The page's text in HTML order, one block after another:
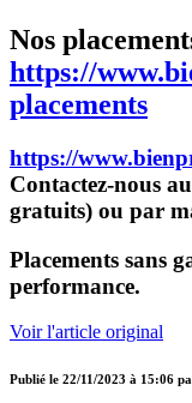
Nos
https://
placements
https://
Contactez-nous
gratuits) ou par
Placements sans
performance.
Voir l'article original
Publié le 22/11/2023 à 15:06